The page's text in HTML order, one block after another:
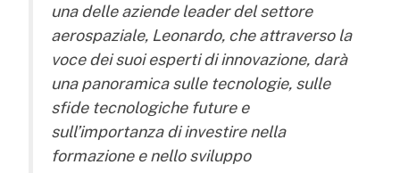
una delle aziende leader del settore
aerospaziale, Leonardo, che attraverso la
voce dei suoi esperti di innovazione, darà
una panoramica sulle tecnologie, sulle
sfide tecnologiche future e
sull’importanza di investire nella
formazione e nello sviluppo